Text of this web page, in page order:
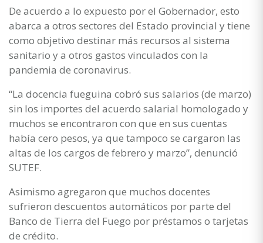
De acuerdo a lo expuesto por el Gobernador, esto
abarca a otros sectores del Estado provincial y tiene
como objetivo destinar más recursos al sistema
sanitario y a otros gastos vinculados con la
pandemia de coronavirus.
“La docencia fueguina cobró sus salarios (de marzo)
sin los importes del acuerdo salarial homologado y
muchos se encontraron con que en sus cuentas
había cero pesos, ya que tampoco se cargaron las
altas de los cargos de febrero y marzo”, denunció
SUTEF.
Asimismo agregaron que muchos docentes
sufrieron descuentos automáticos por parte del
Banco de Tierra del Fuego por préstamos o tarjetas
de crédito.